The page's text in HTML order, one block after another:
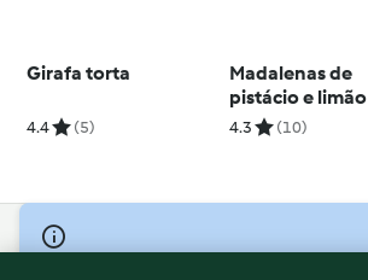
Girafa torta
4.4 (5)
Madalenas de
pistácio e limão
4.3 (10)
© Copyright 2026